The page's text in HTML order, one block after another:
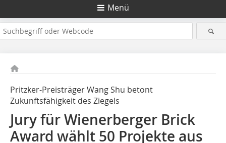
Menü
Pritzker-Preisträger Wang Shu betont
Zukunftsfähigkeit des Ziegels
Jury für Wienerberger Brick
Award wählt 50 Projekte aus